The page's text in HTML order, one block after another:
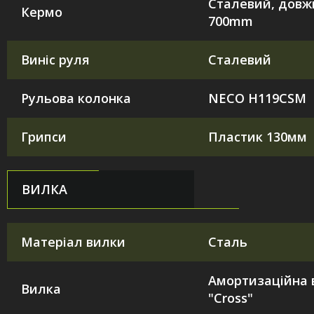
Кермо
700mm
Виніс руля Сталевий
Рульова колонка NECO H119CSM
Грипси Пластик 130мм
ВИЛКА
Матеріал вилки Сталь
Вилка
Амортизаційна
"Cross"